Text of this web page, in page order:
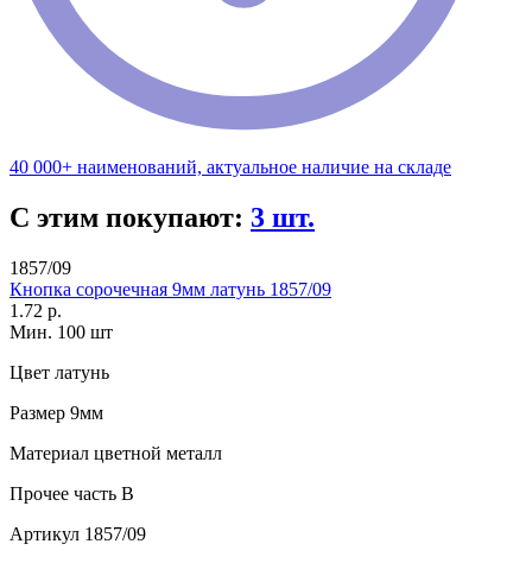
40 000+ наименований, актуальное наличие на складе
С этим покупают: 3 шт.
1857/09
Кнопка сорочечная 9мм латунь 1857/09
1.72 р.
Мин. 100 шт
Цвет латунь
Размер 9мм
Материал цветной металл
Прочее часть В
Артикул 1857/09